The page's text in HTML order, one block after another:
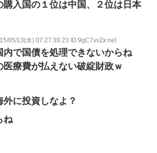
購入国の１位は中国、２位は日本
05/13(水) 07:27:39.23 ID:9gC7vvZx.net
内で国債を処理できないからね
医療費が払えない破綻財政ｗ
外に投資しなよ？
ね